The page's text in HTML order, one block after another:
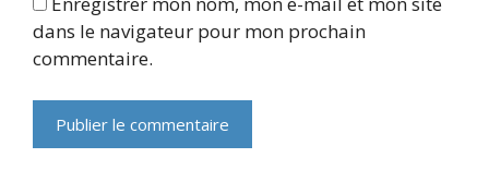
dans le navigateur pour mon prochain
commentaire.